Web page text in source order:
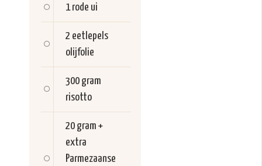
1 rode ui
2 eetlepels
olijfolie
300 gram
risotto
20 gram +
extra
Parmezaanse